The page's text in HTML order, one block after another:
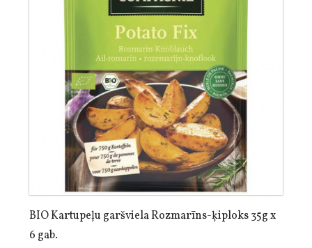
BIO Kartupeļu garšviela Rozmarīns-ķiploks 35g x
6 gab.